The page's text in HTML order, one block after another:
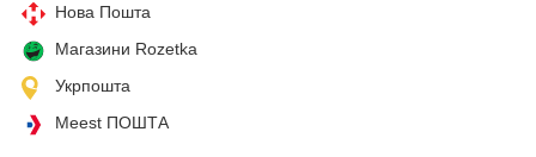
Нова Пошта
Магазини Rozetka
Укрпошта
Meest ПОШТА